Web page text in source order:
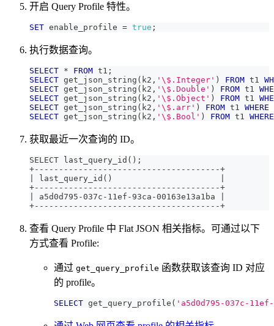
开启 Query Profile 特性。
SET enable_profile = true ;
执行数据查询。
SELECT * FROM t1 ;
SELECT get_json_string ( k2 , '\$.Integer' ) FROM t1
SELECT get_json_string ( k2 , '\$.Double' ) FROM t1
SELECT get_json_string ( k2 , '\$.Object' ) FROM t1
SELECT get_json_string ( k2 , '\$.arr' ) FROM t1 WHERE
SELECT get_json_string ( k2 , '\$.Bool' ) FROM t1 WHERE
获取最近一次查询的 ID。
SELECT last_query_id();
+--------------------------------------+
| last_query_id()                      |
+--------------------------------------+
| a5d0d795-037c-11ef-93ca-00163e13a1ba |
+--------------------------------------+
查看 Query Profile 中 Flat JSON 相关指标。可通过以下
方式查看 Profile:
通过 get_query_profile 函数获取该查询 ID 对应
的 profile。
SELECT get_query_profile ( 'a5d0d795-037c-